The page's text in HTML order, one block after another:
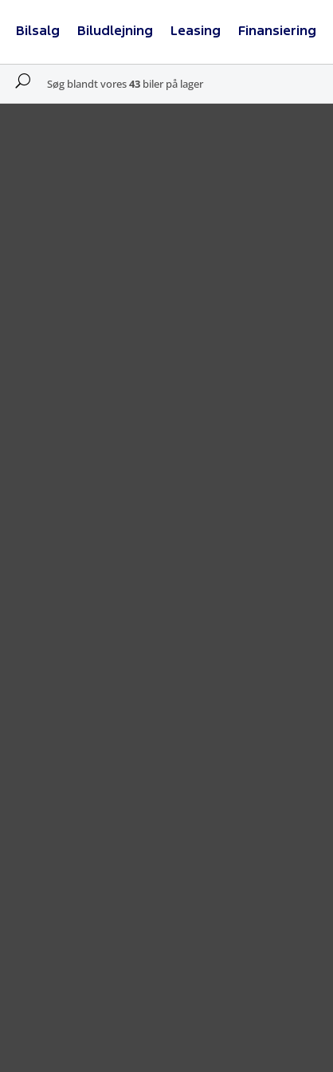
Bilsalg Biludlejning Leasing Finansiering
U Søg blandt vores43 biler på lager